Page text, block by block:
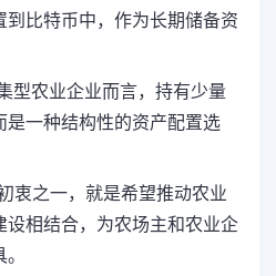
比特币中，作为长期储备资
型农业企业而言，持有少量
是一种结构性的资产配置选
衷之一，就是希望推动农业
设相结合，为农场主和农业企